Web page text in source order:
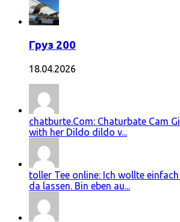
Груз 200
18.04.2026
chatburte.Com: Chaturbate Cam
with her Dildo dildo v...
toller Tee online: Ich wollte
da lassen. Bin eben au...